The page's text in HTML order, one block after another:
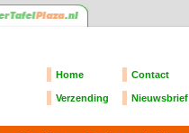
Home Contact
Verzending Nieuwsbrief